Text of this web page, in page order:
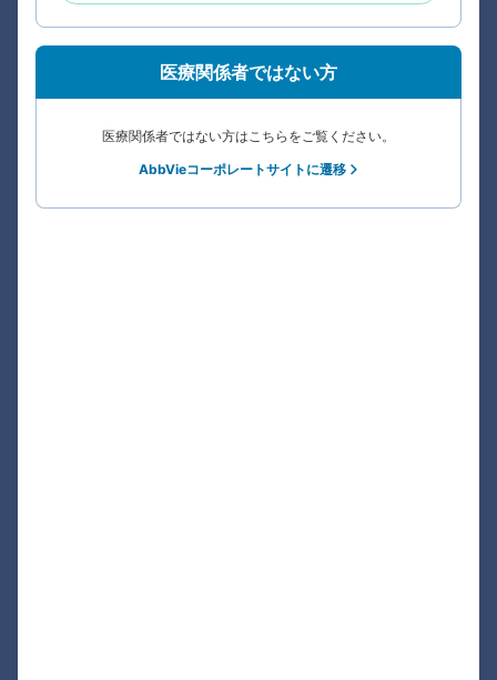
医療関係者ではない方
医療関係者ではない方はこちらをご覧ください。
AbbVieコーポレートサイトに遷移